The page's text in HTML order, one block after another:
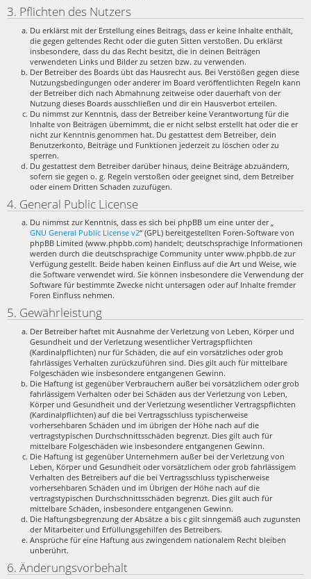
3. Pflichten des Nutzers
Du erklärst mit der Erstellung eines Beitrags, dass er keine Inhalte enthält,
die gegen geltendes Recht oder die guten Sitten verstoßen. Du erklärst
insbesondere, dass du das Recht besitzt, die in deinen Beiträgen
verwendeten Links und Bilder zu setzen bzw. zu verwenden.
Der Betreiber des Boards übt das Hausrecht aus. Bei Verstößen gegen diese
Nutzungsbedingungen oder anderer im Board veröffentlichten Regeln kann
der Betreiber dich nach Abmahnung zeitweise oder dauerhaft von der
Nutzung dieses Boards ausschließen und dir ein Hausverbot erteilen.
Du nimmst zur Kenntnis, dass der Betreiber keine Verantwortung für die
Inhalte von Beiträgen übernimmt, die er nicht selbst erstellt hat oder die er
nicht zur Kenntnis genommen hat. Du gestattest dem Betreiber, dein
Benutzerkonto, Beiträge und Funktionen jederzeit zu löschen oder zu
sperren.
Du gestattest dem Betreiber darüber hinaus, deine Beiträge abzuändern,
sofern sie gegen o. g. Regeln verstoßen oder geeignet sind, dem Betreiber
oder einem Dritten Schaden zuzufügen.
4. General Public License
Du nimmst zur Kenntnis, dass es sich bei phpBB um eine unter der „
GNU General Public License v2“ (GPL) bereitgestellten Foren-Software von
phpBB Limited (www.phpbb.com) handelt; deutschsprachige Informationen
werden durch die deutschsprachige Community unter www.phpbb.de zur
Verfügung gestellt. Beide haben keinen Einfluss auf die Art und Weise, wie
die Software verwendet wird. Sie können insbesondere die Verwendung der
Software für bestimmte Zwecke nicht untersagen oder auf Inhalte fremder
Foren Einfluss nehmen.
5. Gewährleistung
Der Betreiber haftet mit Ausnahme der Verletzung von Leben, Körper und
Gesundheit und der Verletzung wesentlicher Vertragspflichten
(Kardinalpflichten) nur für Schäden, die auf ein vorsätzliches oder grob
fahrlässiges Verhalten zurückzuführen sind. Dies gilt auch für mittelbare
Folgeschäden wie insbesondere entgangenen Gewinn.
Die Haftung ist gegenüber Verbrauchern außer bei vorsätzlichem oder grob
fahrlässigem Verhalten oder bei Schäden aus der Verletzung von Leben,
Körper und Gesundheit und der Verletzung wesentlicher Vertragspflichten
(Kardinalpflichten) auf die bei Vertragsschluss typischerweise
vorhersehbaren Schäden und im übrigen der Höhe nach auf die
vertragstypischen Durchschnittsschäden begrenzt. Dies gilt auch für
mittelbare Folgeschäden wie insbesondere entgangenen Gewinn.
Die Haftung ist gegenüber Unternehmern außer bei der Verletzung von
Leben, Körper und Gesundheit oder vorsätzlichem oder grob fahrlässigem
Verhalten des Betreibers auf die bei Vertragsschluss typischerweise
vorhersehbaren Schäden und im Übrigen der Höhe nach auf die
vertragstypischen Durchschnittsschäden begrenzt. Dies gilt auch für
mittelbare Schäden, insbesondere entgangenen Gewinn.
Die Haftungsbegrenzung der Absätze a bis c gilt sinngemäß auch zugunsten
der Mitarbeiter und Erfüllungsgehilfen des Betreibers.
Ansprüche für eine Haftung aus zwingendem nationalem Recht bleiben
unberührt.
6. Änderungsvorbehalt